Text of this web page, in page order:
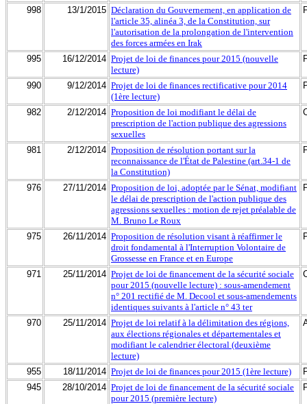
998 13/1/2015 Déclaration du Gouvernement, en application de
l'article 35, alinéa 3, de la Constitution, sur
l'autorisation de la prolongation de l'intervention
des forces armées en Irak
995 16/12/2014 Projet de loi de finances pour 2015 (nouvelle
lecture)
990 9/12/2014 Projet de loi de finances rectificative pour 2014
(1ère lecture)
982 2/12/2014 Proposition de loi modifiant le délai de
prescription de l'action publique des agressions
sexuelles
981 2/12/2014 Proposition de résolution portant sur la
reconnaissance de l'État de Palestine (art.34-1 de
la Constitution)
976 27/11/2014 Proposition de loi, adoptée par le Sénat, modifiant
le délai de prescription de l'action publique des
agressions sexuelles : motion de rejet préalable de
M. Bruno Le Roux
975 26/11/2014 Proposition de résolution visant à réaffirmer le
droit fondamental à l'Interruption Volontaire de
Grossesse en France et en Europe
971 25/11/2014 Projet de loi de financement de la sécurité sociale
pour 2015 (nouvelle lecture) : sous-amendement
n° 201 rectifié de M. Decool et sous-amendements
identiques suivants à l'article n° 43 ter
970 25/11/2014 Projet de loi relatif à la délimitation des régions,
aux élections régionales et départementales et
modifiant le calendrier électoral (deuxième
lecture)
955 18/11/2014 Projet de loi de finances pour 2015 (1ère lecture)
945
28/10/2014 Projet de loi de financement de la sécurité sociale
pour 2015 (première lecture)